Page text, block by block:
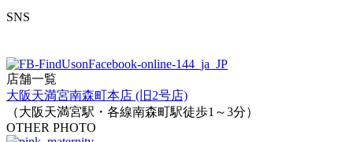
SNS
店舗一覧
大阪天満宮南森町本店 (旧2号店)
（大阪天満宮駅・各線南森町駅徒歩1～3分）
OTHER PHOTO